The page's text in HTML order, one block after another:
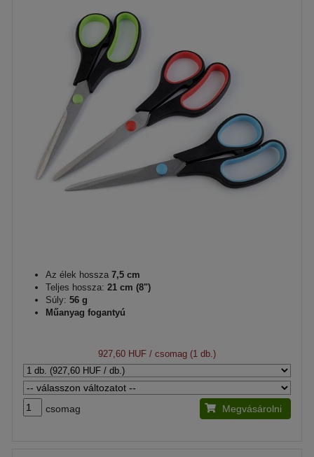
Az élek hossza 7,5 cm
Teljes hossza: 21 cm (8")
Súly: 56 g
Műanyag fogantyú
927,60 HUF / csomag (1 db.)
csomag Megvásárolni